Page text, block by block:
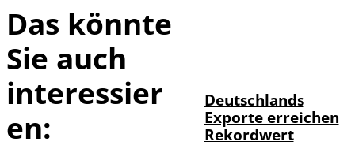
Das könnte
Sie auch
interessier
en:
Deutschlands
Exporte erreichen
Rekordwert